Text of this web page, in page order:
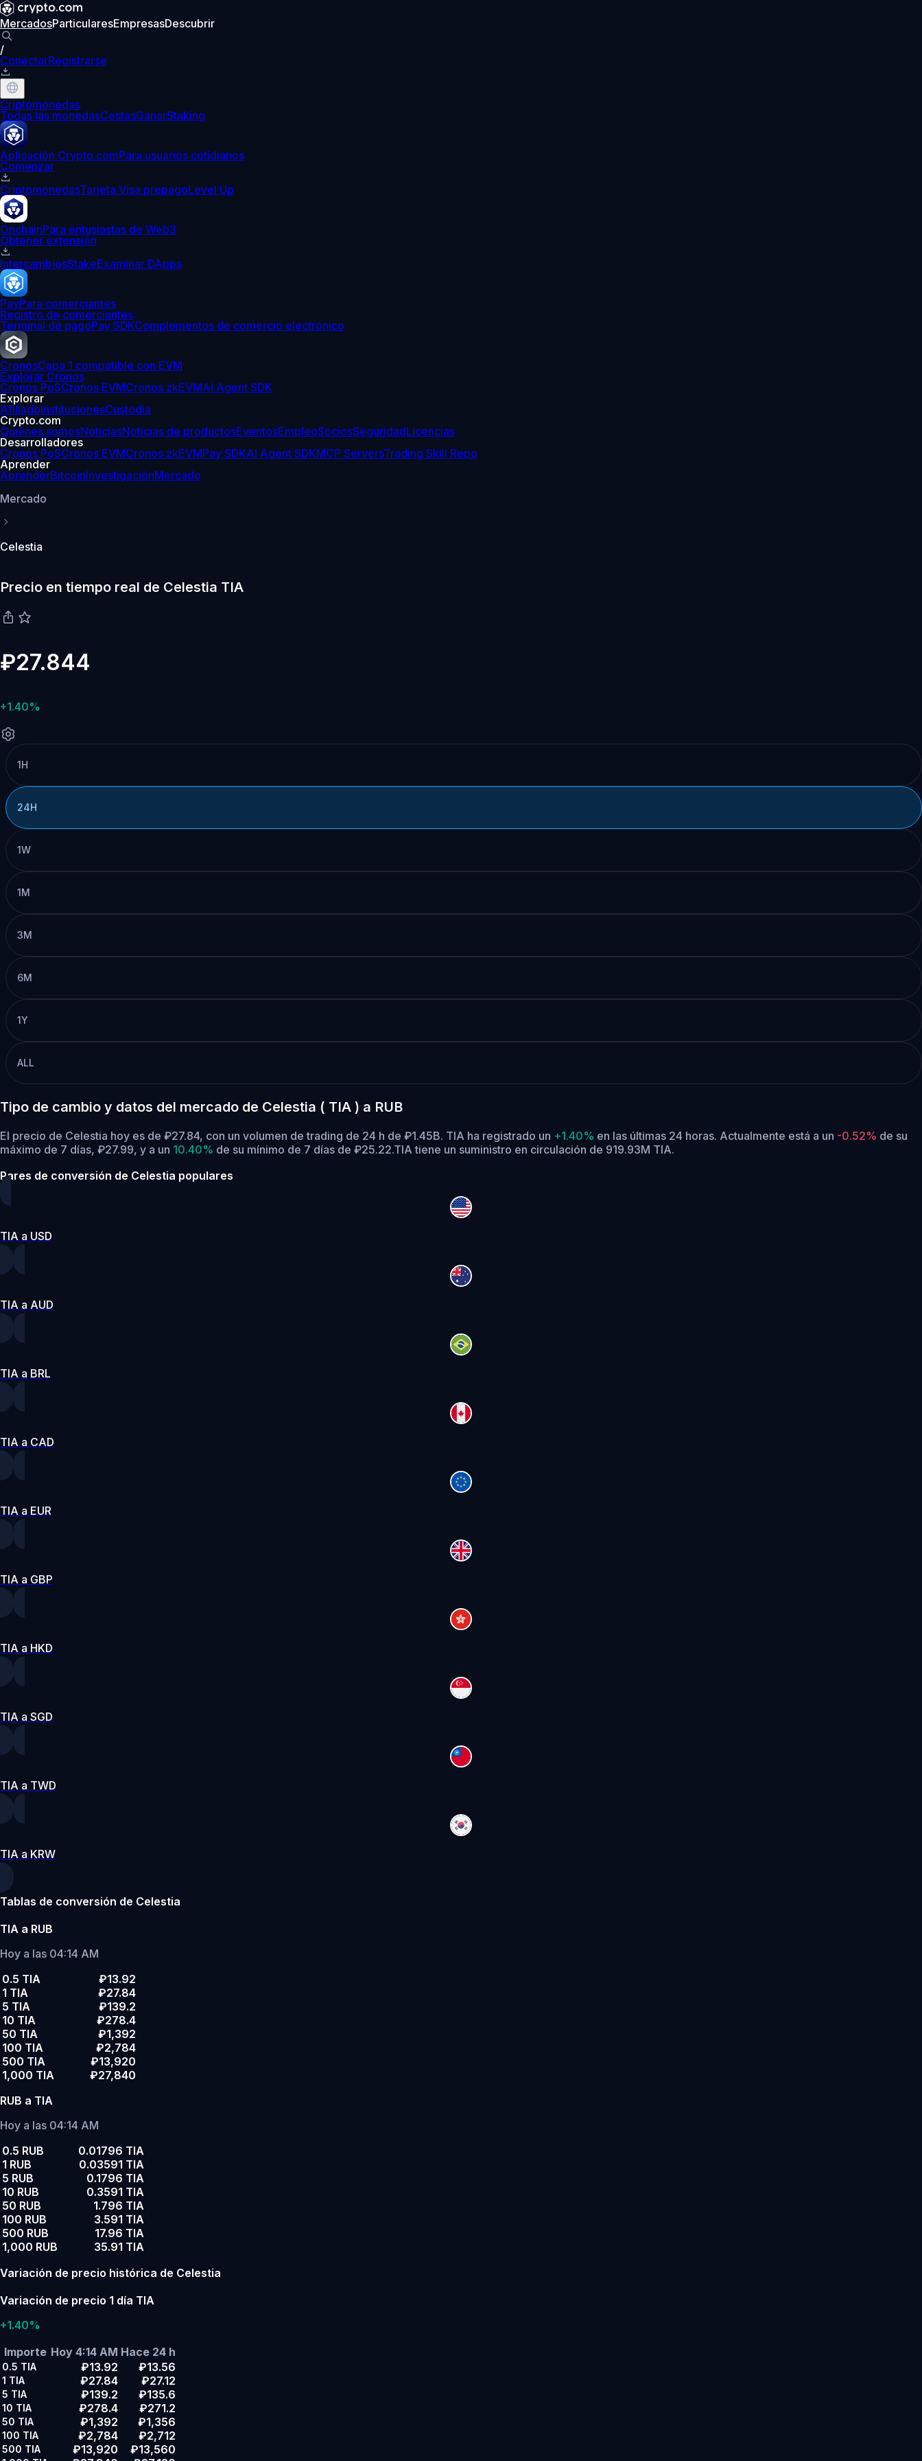
MercadosParticularesEmpresasDescubrir
/
ConectarRegistrarse
Criptomonedas
Todas las monedasCestasGanarStaking
Aplicación Crypto.comPara usuarios cotidianos
Comenzar
CriptomonedasTarjeta Visa prepagoLevel Up
OnchainPara entusiastas de Web3
Obtener extensión
IntercambiosStakeExaminar DApps
PayPara comerciantes
Registro de comerciantes
Terminal de pagoPay SDKComplementos de comercio electrónico
CronosCapa 1 compatible con EVM
Explorar Cronos
Cronos PoSCronos EVMCronos zkEVMAI Agent SDK
Explorar
AfiliadoInstitucionesCustodia
Crypto.com
Quiénes somosNoticiasNoticias de productosEventosEmpleoSociosSeguridadLicencias
Desarrolladores
Cronos PoSCronos EVMCronos zkEVMPay SDKAI Agent SDKMCP ServersTrading Skill Repo
Aprender
AprenderBitcoinInvestigaciónMercado
Mercado
Celestia
Precio en tiempo real de Celestia TIA
₽27.844
+1.40%
1H
24H
1W
1M
3M
6M
1Y
ALL
Tipo de cambio y datos del mercado de Celestia ( TIA ) a RUB
El precio de Celestia hoy es de ₽27.84, con un volumen de trading de 24 h de ₽1.45B. TIA ha registrado un +1.40% en las últimas 24 horas. Actualmente está a un -0.52% de su
máximo de 7 días, ₽27.99, y a un 10.40% de su mínimo de 7 días de ₽25.22.TIA tiene un suministro en circulación de 919.93M TIA.
Pares de conversión de Celestia populares
TIA a USD
TIA a AUD
TIA a BRL
TIA a CAD
TIA a EUR
TIA a GBP
TIA a HKD
TIA a SGD
TIA a TWD
TIA a KRW
Tablas de conversión de Celestia
TIA a RUB
Hoy a las 04:14 AM
0.5 TIA
₽13.92
1 TIA
₽27.84
5 TIA
₽139.2
10 TIA
₽278.4
50 TIA
₽1,392
100 TIA
₽2,784
500 TIA
₽13,920
1,000 TIA
₽27,840
RUB a TIA
Hoy a las 04:14 AM
0.5 RUB
0.01796 TIA
1 RUB
0.03591 TIA
5 RUB
0.1796 TIA
10 RUB
0.3591 TIA
50 RUB
1.796 TIA
100 RUB
3.591 TIA
500 RUB
17.96 TIA
1,000 RUB
35.91 TIA
Variación de precio histórica de Celestia
Variación de precio 1 día TIA
+1.40%
Importe Hoy 4:14 AM Hace 24 h
0.5 TIA ₽13.92 ₽13.56
1 TIA ₽27.84 ₽27.12
5 TIA ₽139.2 ₽135.6
10 TIA ₽278.4 ₽271.2
50 TIA ₽1,392 ₽1,356
100 TIA ₽2,784 ₽2,712
500 TIA ₽13,920 ₽13,560